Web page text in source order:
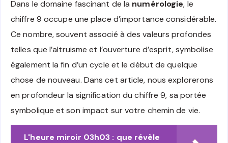
Dans le domaine fascinant de la numérologie, le
chiffre 9 occupe une place d’importance considérable.
Ce nombre, souvent associé à des valeurs profondes
telles que l’altruisme et l’ouverture d’esprit, symbolise
également la fin d’un cycle et le début de quelque
chose de nouveau. Dans cet article, nous explorerons
en profondeur la signification du chiffre 9, sa portée
symbolique et son impact sur votre chemin de vie.
L'heure miroir 03h03 : que révèle